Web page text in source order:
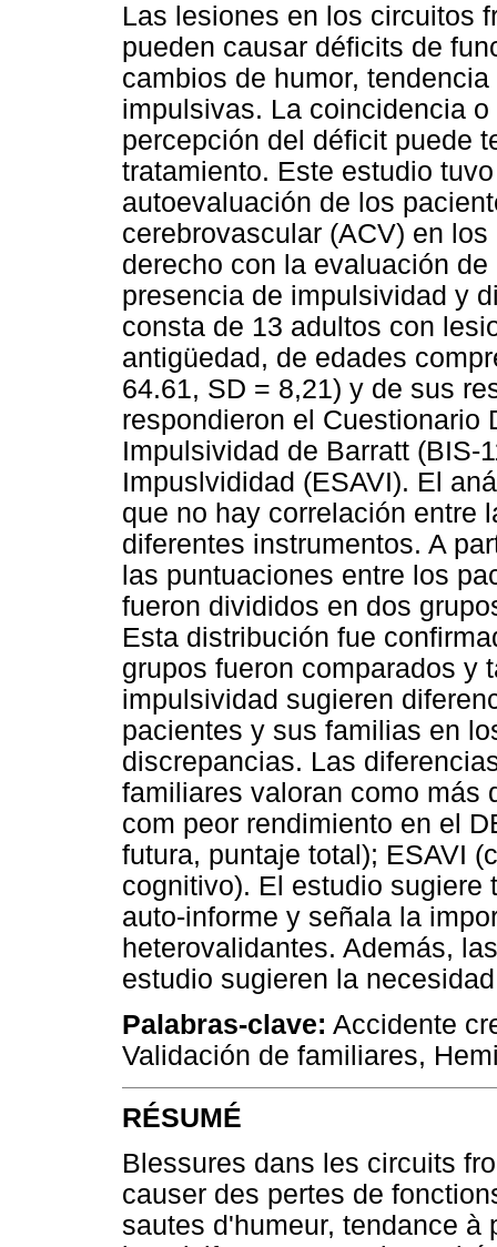
Las lesiones en los circuitos
pueden causar déficits de
cambios de humor,
impulsivas. La coincidencia
percepción del déficit puede
tratamiento. Este estudio
autoevaluación de los
cerebrovascular (ACV) en
derecho con la evaluación
presencia de impulsividad y
consta de 13 adultos con
antigüedad, de edades
64.61, SD = 8,21) y de sus
respondieron el Cuestionario
Impulsividad de Barratt (BIS-
Impuslvididad (ESAVI). El
que no hay correlación entre
diferentes instrumentos. A
las puntuaciones entre los
fueron divididos en dos
Esta distribución fue
grupos fueron comparados y
impulsividad sugieren
pacientes y sus familias en
discrepancias. Las
familiares valoran como más
com peor rendimiento en el
futura, puntaje total); ESAVI
cognitivo). El estudio sugiere
auto-informe y señala la
heterovalidantes. Además,
estudio sugieren la
Palabras-clave: Accidente
Validación de familiares,
RÉSUMÉ
Blessures dans les circuits
causer des pertes de
sautes d'humeur, tendance